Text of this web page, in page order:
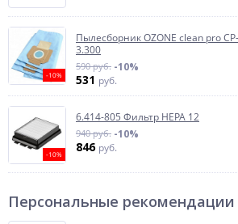
-10%
Пылесборник OZONE clean pro
3.300
590 руб. -10%
531 руб.
-10%
6.414-805 Фильтр HEPA 12
940 руб. -10%
846 руб.
Персональные рекомендации